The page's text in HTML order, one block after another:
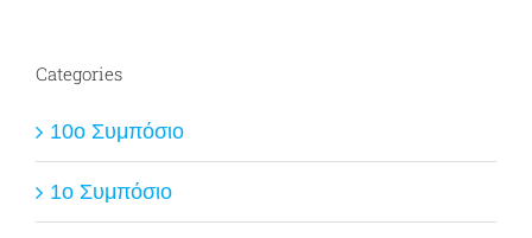
Categories
10ο Συμπόσιο
1ο Συμπόσιο